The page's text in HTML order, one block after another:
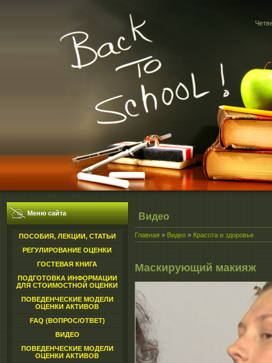
Меню сайта
ПОСОБИЯ, ЛЕКЦИИ, СТАТЬИ
РЕГУЛИРОВАНИЕ ОЦЕНКИ
ГОСТЕВАЯ КНИГА
ПОДГОТОВКА ИНФОРМАЦИИ
ДЛЯ СТОИМОСТНОЙ ОЦЕНКИ
ПОВЕДЕНЧЕСКИЕ МОДЕЛИ
ОЦЕНКИ АКТИВОВ
FAQ (ВОПРОС/ОТВЕТ)
ВИДЕО
ПОВЕДЕНЧЕСКИЕ МОДЕЛИ
ОЦЕНКИ АКТИВОВ
Видео
Главная » Видео » Красота и здоровье
Маскирующий макияж